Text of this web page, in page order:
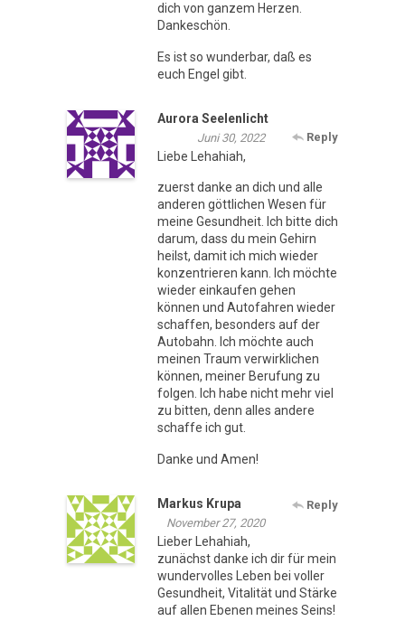
dich von ganzem Herzen.
Dankeschön.
Es ist so wunderbar, daß es
euch Engel gibt.
Aurora Seelenlicht
Reply
Juni 30, 2022
Liebe Lehahiah,
zuerst danke an dich und alle
anderen göttlichen Wesen für
meine Gesundheit. Ich bitte dich
darum, dass du mein Gehirn
heilst, damit ich mich wieder
konzentrieren kann. Ich möchte
wieder einkaufen gehen
können und Autofahren wieder
schaffen, besonders auf der
Autobahn. Ich möchte auch
meinen Traum verwirklichen
können, meiner Berufung zu
folgen. Ich habe nicht mehr viel
zu bitten, denn alles andere
schaffe ich gut.
Danke und Amen!
Markus Krupa
Reply
November 27, 2020
Lieber Lehahiah,
zunächst danke ich dir für mein
wundervolles Leben bei voller
Gesundheit, Vitalität und Stärke
auf allen Ebenen meines Seins!